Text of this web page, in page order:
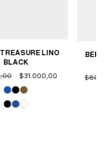
LINO
BLACK
$31.000,00